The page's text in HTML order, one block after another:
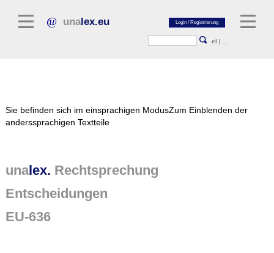
unalex.eu
el |
Normtexte
Rechtsprechung
Sie befinden sich im einsprachigen ModusZum Einblenden der
anderssprachigen Textteile
unalex. Rechtsprechung
Entscheidungen
EU-636